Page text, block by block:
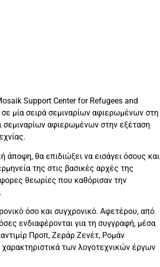
Support Center for Refugees and
μία σειρά σεμιναρίων αφιερωμένων στη
σεμιναρίων αφιερωμένων στην εξέταση
άποψη, θα επιδιώξει να εισάγει όσους και
της στις βασικές αρχές της
θεωρίες που καθόρισαν την
όσο και συγχρονικό. Αφετέρου, από
ενδιαφέρονται για τη συγγραφή, μέσα
Προπ, Ζεράρ Ζενέτ, Ρομάν
των λογοτεχνικών έργων